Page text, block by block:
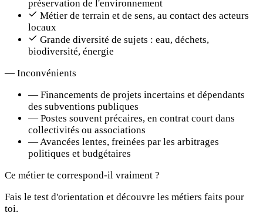
préservation de l'environnement
Métier de terrain et de sens, au contact des acteurs
locaux
Grande diversité de sujets : eau, déchets,
biodiversité, énergie
— Inconvénients
— Financements de projets incertains et dépendants
des subventions publiques
— Postes souvent précaires, en contrat court dans
collectivités ou associations
— Avancées lentes, freinées par les arbitrages
politiques et budgétaires
Ce métier te correspond-il vraiment ?
Fais le test d'orientation et découvre les métiers faits pour
toi.